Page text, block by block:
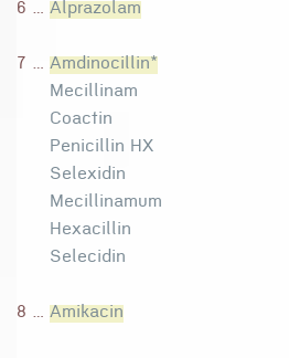
6 ... Alprazolam
7 ... Amdinocillin*
Mecillinam
Coactin
Penicillin HX
Selexidin
Mecillinamum
Hexacillin
Selecidin
8 ... Amikacin